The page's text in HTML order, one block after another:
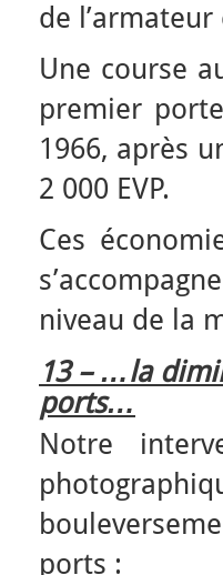
de
Une course
premier
1966, après
2 000 EVP.
Ces
niveau de la
13 – …la
ports…
Notre
ports :